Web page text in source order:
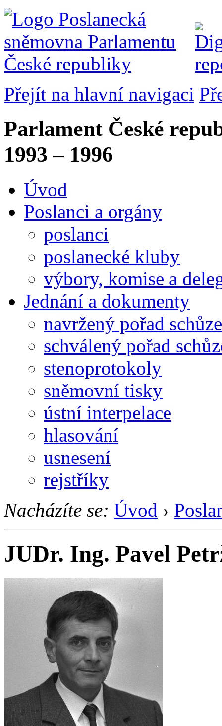
Přejít na hlavní navigaci
Parlament České
1993 – 1996
Úvod
Poslanci a orgány
poslanci
poslanecké kluby
výbory, komise a
Jednání a dokumenty
navržený pořad schůze
schválený pořad
stenoprotokoly
sněmovní tisky
ústní interpelace
hlasování
usnesení
rejstříky
Nacházíte se: Úvod ›
JUDr. Ing. Pavel